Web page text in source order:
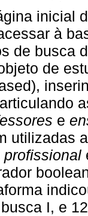
inicial
à
de busca
de
e
utilizadas
I, e